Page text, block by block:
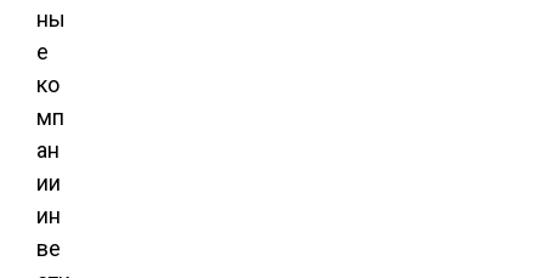
ны
е
ко
мп
ан
ии
ин
ве